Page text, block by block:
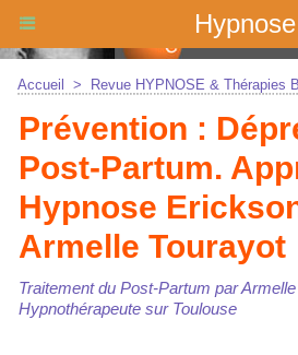
Hypnose
Accueil > Revue HYPNOSE & Thérapies
Prévention :
Post-Partum.
Hypnose
Armelle Tourayot
Traitement du Post-Partum par
Hypnothérapeute sur Toulouse